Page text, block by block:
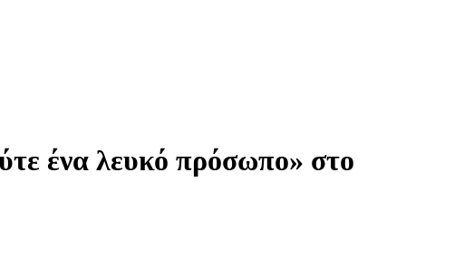
ένα λευκό πρόσωπο» στο